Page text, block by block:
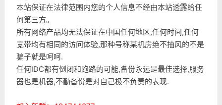
本站保证在法律范围内您的个人信息不经由本站透露给任
何第三方。
所有网络产品均无法保证在中国任何地区,任何时间,任何
宽带均有相同的访问体验,那种号称某机房绝不抽风的不是
骗子就是呵呵.
任何IDC都有倒闭和跑路的可能,备份永远是最佳选择,服务
器也是机器,不勤备份是对自己极不负责的表现.